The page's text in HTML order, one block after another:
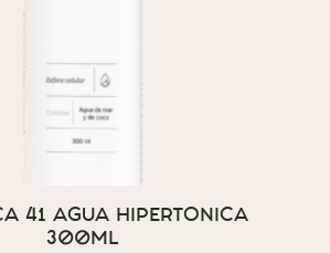
41 AGUA HIPERTONICA
300ML